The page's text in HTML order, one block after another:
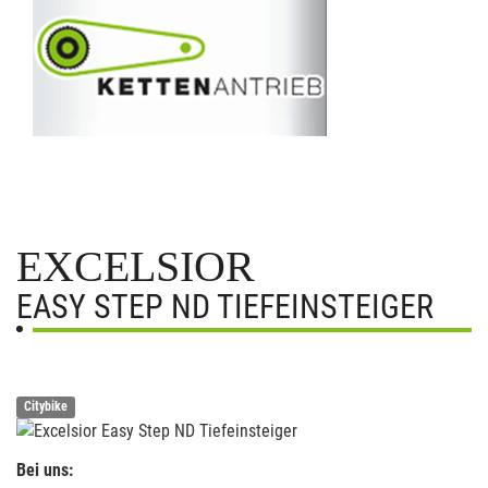
EXCELSIOR
EASY STEP ND TIEFEINSTEIGER
Citybike
Bei uns: